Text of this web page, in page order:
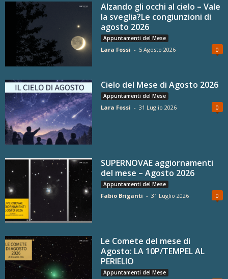
Alzando gli occhi al cielo – Vale
la sveglia?Le congiunzioni di
agosto 2026
Appuntamenti del Mese
Lara Fossi - 5 Agosto 2026 0
Cielo del Mese di Agosto 2026
Appuntamenti del Mese
Lara Fossi - 31 Luglio 2026 0
SUPERNOVAE aggiornamenti
del mese – Agosto 2026
Appuntamenti del Mese
Fabio Briganti - 31 Luglio 2026 0
Le Comete del mese di
Agosto: LA 10P/TEMPEL AL
PERIELIO
Appuntamenti del Mese